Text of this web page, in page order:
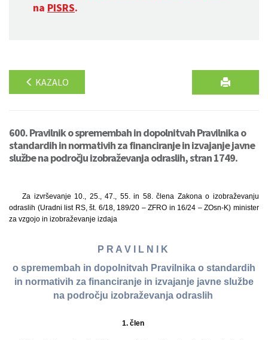
na PISRS.
KAZALO
600. Pravilnik o spremembah in dopolnitvah Pravilnika o
standardih in normativih za financiranje in izvajanje javne
službe na področju izobraževanja odraslih, stran 1749.
Za izvrševanje 10., 25., 47., 55. in 58. člena Zakona o izobraževanju
odraslih (Uradni list RS, št. 6/18, 189/20 – ZFRO in 16/24 – ZOsn-K) minister
za vzgojo in izobraževanje izdaja
P R A V I L N I K
o spremembah in dopolnitvah Pravilnika o standardih
in normativih za financiranje in izvajanje javne službe
na področju izobraževanja odraslih
1. člen